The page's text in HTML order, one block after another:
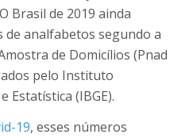
Brasil de 2019 ainda
de analfabetos segundo a
de Domicílios (Pnad
pelo Instituto
Estatística (IBGE).
19, esses números